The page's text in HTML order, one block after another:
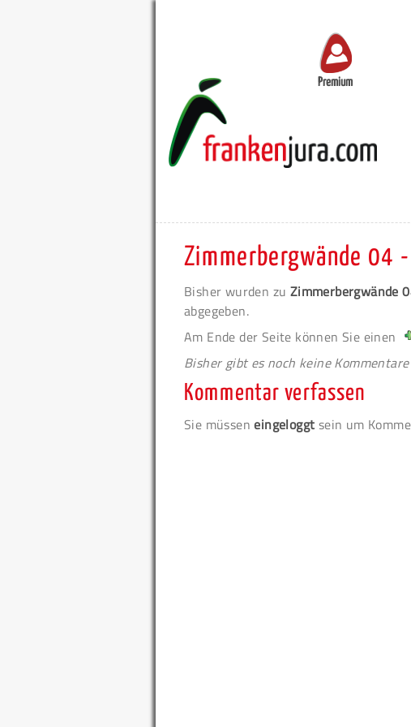
Premium
Zimmerbergwände 04
Bisher wurden zu Zimmerbergwände
abgegeben.
Am Ende der Seite können Sie einen
Bisher gibt es noch keine Kommentare
Kommentar verfassen
Sie müsseneingeloggt sein um